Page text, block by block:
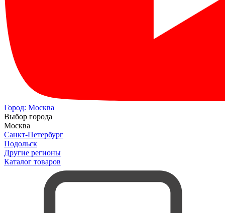
Город: Москва
Выбор города
Москва
Санкт-Петербург
Подольск
Другие регионы
Каталог товаров